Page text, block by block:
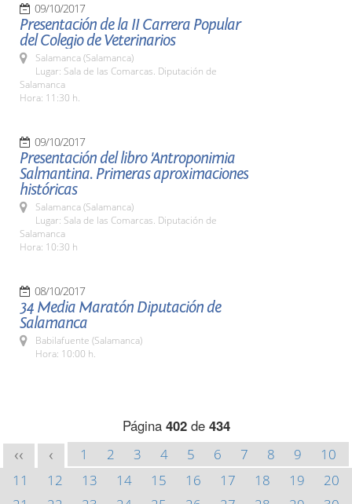
09/10/2017
Presentación de la II Carrera Popular
del Colegio de Veterinarios
Salamanca (Salamanca)
Lugar: Sala de las Comarcas. Diputación de
Salamanca
Hora: 11:30 h.
09/10/2017
Presentación del libro 'Antroponimia
Salmantina. Primeras aproximaciones
históricas
Salamanca (Salamanca)
Lugar: Sala de las Comarcas. Diputación de
Salamanca
Hora: 10:30 h
08/10/2017
34 Media Maratón Diputación de
Salamanca
Babilafuente (Salamanca)
Hora: 10:00 h.
Página 402de 434
<< < 1 2 3 4 5 6 7 8 9
10
11
12 13 14 15 16 17 18 19
20